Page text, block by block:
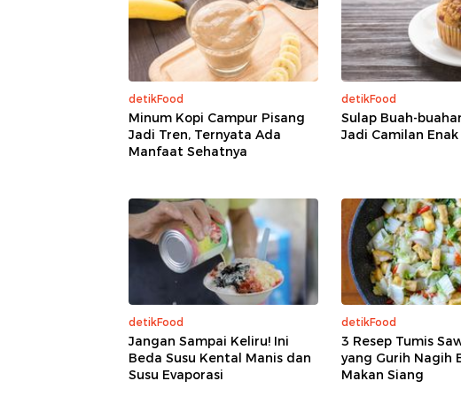
detikFood
Minum Kopi Campur Pisang
Jadi Tren, Ternyata Ada
Manfaat Sehatnya
detikFood
Sulap Buah-
Jadi Camilan Enak
detikFood
Jangan Sampai Keliru! Ini
Beda Susu Kental Manis dan
Susu Evaporasi
detikFood
3 Resep Tumis
yang Gurih Nagih
Makan Siang